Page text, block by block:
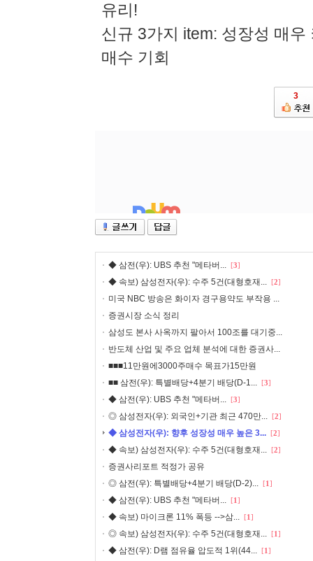
유리!
신규 3가지 item: 성장성 매
매수 기회
3
◆ 삼전(우): UBS 추천 "메타버... [3]
◆ 속보) 삼성전자(우): 수주 5건(대형호재... [2]
미국 NBC 방송은 화이자 경구용약도 부작용 ...
증권시장 소식 정리
삼성도 본사 사옥까지 팔아서 100조를 대기중...
반도체 산업 및 주요 업체 분석에 대한 증권사...
■■■11만원에3000주매수 목표가15만원
■■ 삼전(우): 특별배당+4분기 배당(D-1... [3]
◆ 삼전(우): UBS 추천 "메타버... [3]
◎ 삼성전자(우): 외국인+기관 최근 470만... [2]
◆ 삼성전자(우): 향후 성장성 매우 높은 3... [2]
◆ 속보) 삼성전자(우): 수주 5건(대형호재... [2]
증권사리포트 적정가 공유
◎ 삼전(우): 특별배당+4분기 배당(D-2)... [1]
◆ 삼전(우): UBS 추천 "메타버... [1]
◆ 속보) 마이크론 11% 폭등 -->삼... [1]
◎ 속보) 삼성전자(우): 수주 5건(대형호재... [1]
◆ 삼전(우): D램 점유율 압도적 1위(44... [1]